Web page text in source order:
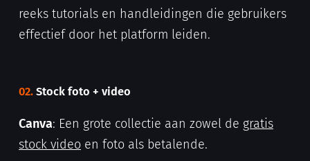
reeks tutorials en handleidingen die gebruikers
effectief door het platform leiden.
02. Stock foto + video
Canva: Een grote collectie aan zowel de gratis
stock video en foto als betalende.